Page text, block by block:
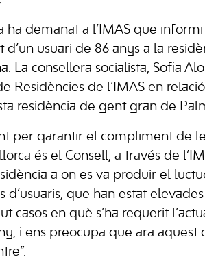
ha demanat a l’IMAS que
usuari de 86 anys a la
La consellera socialista, Sofia
Residències de l’IMAS en
residència de gent gran de
per garantir el compliment de
és el Consell, a través de
a on es va produir el
que han estat elevades
casos en què s’ha requerit
i ens preocupa que ara aquest